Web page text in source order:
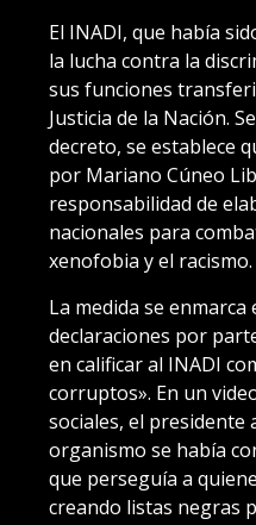
El INADI, que había
la lucha contra la
sus funciones
Justicia de la Nación.
decreto, se establece
por Mariano Cúneo
responsabilidad de
nacionales para
xenofobia y el racismo.
La medida se
declaraciones por
en calificar al INADI
corruptos». En un
sociales, el presidente
organismo se había
que perseguía a
creando listas negras